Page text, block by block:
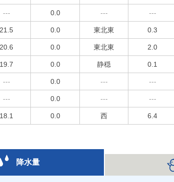
--- 0.0 --- ---
21.5 0.0 東北東 0.3
20.6 0.0 東北東 2.0
19.7 0.0 静穏 0.1
--- 0.0 --- ---
--- 0.0 --- ---
18.1 0.0 西 6.4
降水量